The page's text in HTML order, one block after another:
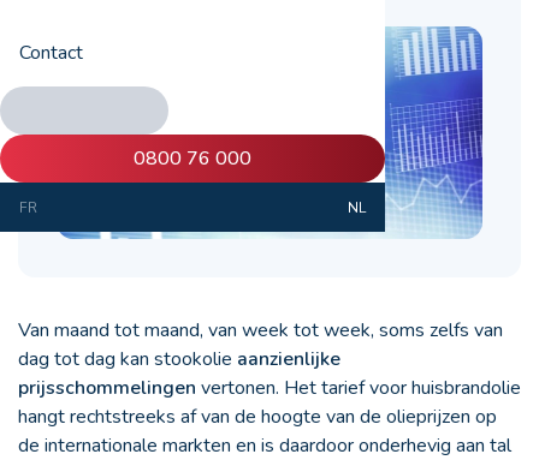
Contact
0800 76 000
FR NL
Van maand tot maand, van week tot week, soms zelfs van
dag tot dag kan stookolie aanzienlijke
prijsschommelingen vertonen. Het tarief voor huisbrandolie
hangt rechtstreeks af van de hoogte van de olieprijzen op
de internationale markten en is daardoor onderhevig aan tal